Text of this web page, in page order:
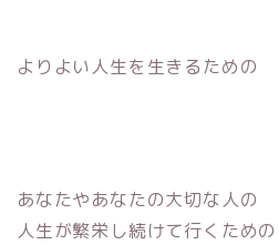
よりよい人生を生きるための
あなたやあなたの大切な人の
人生が繁栄し続けて行くための